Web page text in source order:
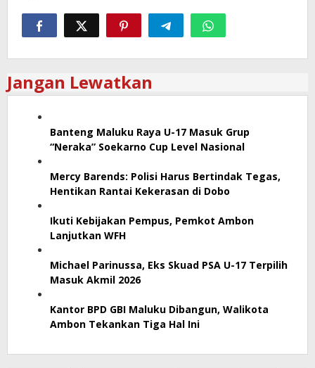
Jangan Lewatkan
Banteng Maluku Raya U-17 Masuk Grup
“Neraka” Soekarno Cup Level Nasional
Mercy Barends: Polisi Harus Bertindak Tegas,
Hentikan Rantai Kekerasan di Dobo
Ikuti Kebijakan Pempus, Pemkot Ambon
Lanjutkan WFH
Michael Parinussa, Eks Skuad PSA U-17 Terpilih
Masuk Akmil 2026
Kantor BPD GBI Maluku Dibangun, Walikota
Ambon Tekankan Tiga Hal Ini